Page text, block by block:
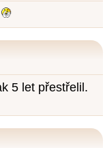
5 let přestřelil.